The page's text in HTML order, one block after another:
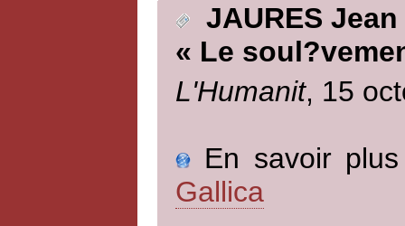
JAURES Jean
« Le
L'Humanit, 15
En savoir
Gallica